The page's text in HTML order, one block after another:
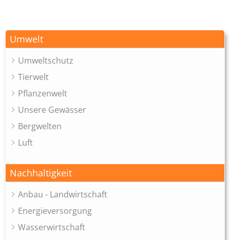
Umwelt
Umweltschutz
Tierwelt
Pflanzenwelt
Unsere Gewässer
Bergwelten
Luft
Nachhaltigkeit
Anbau - Landwirtschaft
Energieversorgung
Wasserwirtschaft